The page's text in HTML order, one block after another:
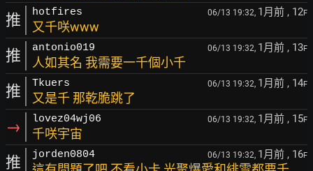
推 hotfires 06/13 19:32, 1月前 , 12F
又千咲www
推 antonio019 06/13 19:32, 1月前 , 13F
人如其名 我需要一千個小千
推 Tkuers 06/13 19:32, 1月前 , 14F
又是千 那乾脆跳了
→ lovez04wj06 06/13 19:32, 1月前 , 15F
千咲宇宙
推 jorden0804 06/13 19:32, 1月前 , 16F